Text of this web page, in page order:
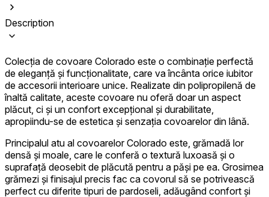
Description
Colecția de covoare Colorado este o combinație perfectă
de eleganță și funcționalitate, care va încânta orice iubitor
de accesorii interioare unice. Realizate din polipropilenă de
înaltă calitate, aceste covoare nu oferă doar un aspect
plăcut, ci și un confort excepțional și durabilitate,
apropiindu-se de estetica și senzația covoarelor din lână.
Principalul atu al covoarelor Colorado este, grămadă lor
densă și moale, care le conferă o textură luxoasă și o
suprafață deosebit de plăcută pentru a păși pe ea. Grosimea
grămezi și finisajul precis fac ca covorul să se potrivească
perfect cu diferite tipuri de pardoseli, adăugând confort și